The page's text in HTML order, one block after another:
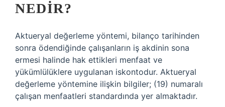
NEDIR?
Aktueryal değerleme yöntemi, bilanço tarihinden
sonra ödendiğinde çalışanların iş akdinin sona
ermesi halinde hak ettikleri menfaat ve
yükümlülüklere uygulanan iskontodur. Aktueryal
değerleme yöntemine ilişkin bilgiler; (19) numaralı
çalışan menfaatleri standardında yer almaktadır.